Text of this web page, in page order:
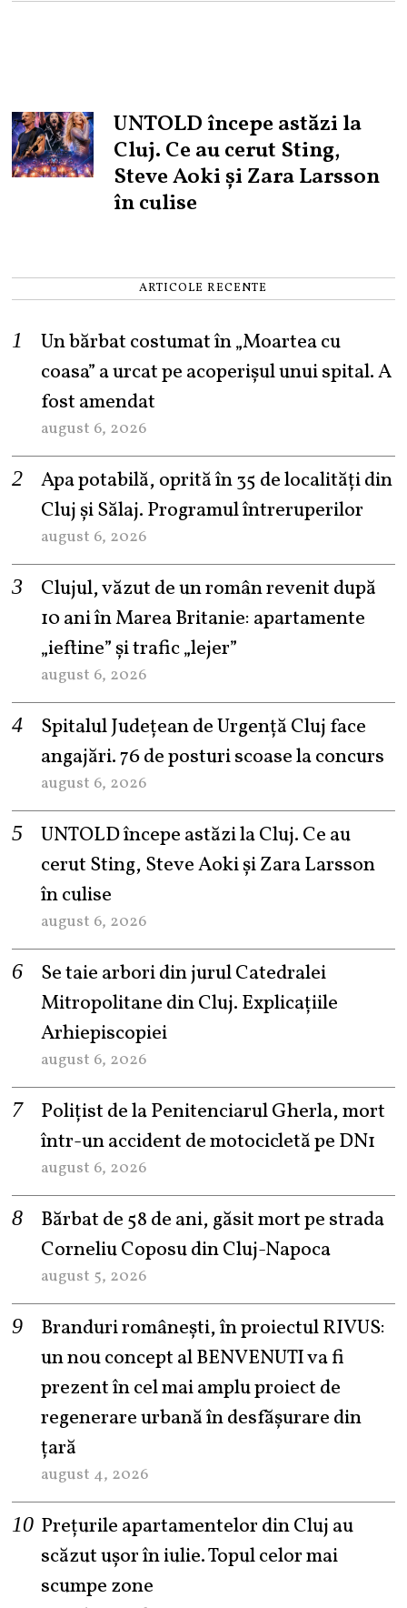
UNTOLD începe astăzi la
Cluj. Ce au cerut Sting,
Steve Aoki și Zara Larsson
în culise
ARTICOLE RECENTE
Un bărbat costumat în „Moartea cu
coasa” a urcat pe acoperișul unui spital. A
fost amendat
august 6, 2026
Apa potabilă, oprită în 35 de localități din
Cluj și Sălaj. Programul întreruperilor
august 6, 2026
Clujul, văzut de un român revenit după
10 ani în Marea Britanie: apartamente
„ieftine” și trafic „lejer”
august 6, 2026
Spitalul Județean de Urgență Cluj face
angajări. 76 de posturi scoase la concurs
august 6, 2026
UNTOLD începe astăzi la Cluj. Ce au
cerut Sting, Steve Aoki și Zara Larsson
în culise
august 6, 2026
Se taie arbori din jurul Catedralei
Mitropolitane din Cluj. Explicațiile
Arhiepiscopiei
august 6, 2026
Polițist de la Penitenciarul Gherla, mort
într-un accident de motocicletă pe DN1
august 6, 2026
Bărbat de 58 de ani, găsit mort pe strada
Corneliu Coposu din Cluj-Napoca
august 5, 2026
Branduri românești, în proiectul RIVUS:
un nou concept al BENVENUTI va fi
prezent în cel mai amplu proiect de
regenerare urbană în desfășurare din
țară
august 4, 2026
Prețurile apartamentelor din Cluj au
scăzut ușor în iulie. Topul celor mai
scumpe zone